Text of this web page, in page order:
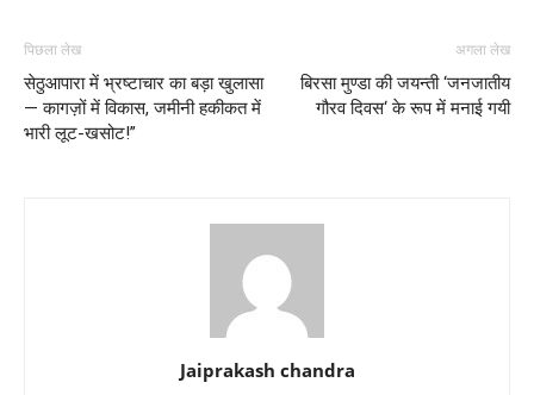
पिछला लेख
सेठुआपारा में भ्रष्टाचार का बड़ा खुलासा
— कागज़ों में विकास, जमीनी हकीकत में
भारी लूट-खसोट!”
अगला लेख
बिरसा मुण्डा की जयन्ती ‘जनजातीय
गौरव दिवस‘ के रूप में मनाई गयी
Jaiprakash chandra